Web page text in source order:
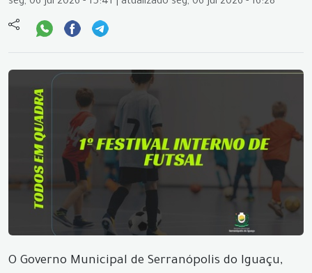
O Governo Municipal de Serranópolis do Iguaçu,